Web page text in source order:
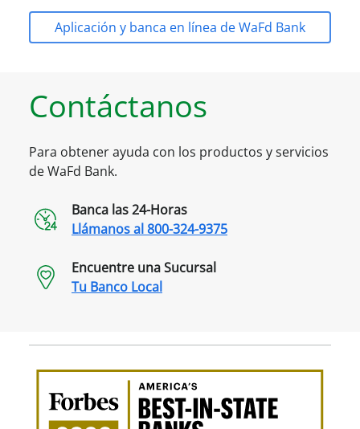
Aplicación y banca en línea de WaFd Bank
Contáctanos
Para obtener ayuda con los productos y servicios
de WaFd Bank.
Banca las 24-Horas
Llámanos al800-324-9375
Encuentre una Sucursal
Tu Banco Local